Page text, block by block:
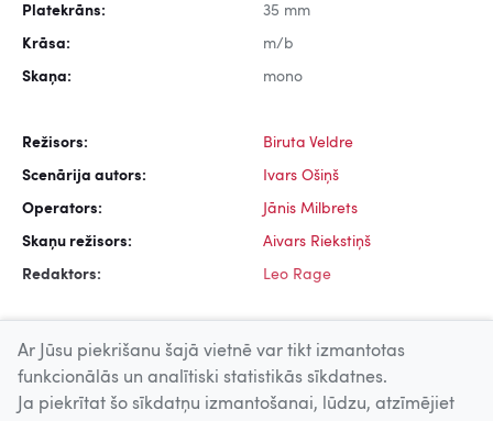
Platekrāns: 35 mm
Krāsa: m/b
Skaņa: mono
Režisors: Biruta Veldre
Scenārija autors: Ivars Ošiņš
Operators: Jānis Milbrets
Skaņu režisors: Aivars Riekstiņš
Redaktors: Leo Rage
Uz augšu
Ar Jūsu piekrišanu šajā vietnē var tikt izmantotas
funkcionālās un analītiski statistikās sīkdatnes.
Ja piekrītat šo sīkdatņu izmantošanai, lūdzu, atzīmējiet